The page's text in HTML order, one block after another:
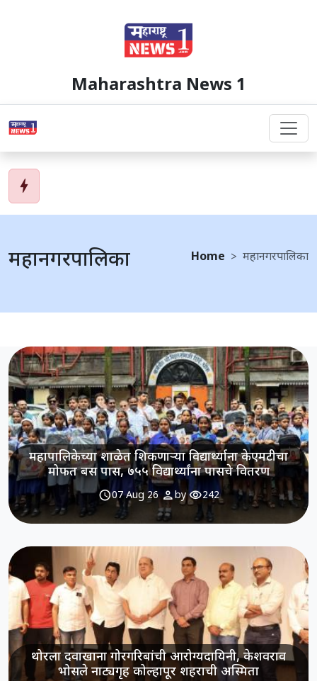
Maharashtra News 1
bolt
महानगरपालिका Home महानगरपालिका
महापालिकेच्या शाळेत शिकणाऱ्या विद्यार्थ्याना केएमटीचा
मोफत बस पास, ७५५ विद्यार्थ्यांना पासचे वितरण
schedule07 Aug 26 personby visibility242
थोरला दवाखाना गोरगरिबांची आरोग्यदायिनी, केशवराव
भोसले नाट्यगृह कोल्हापूर शहराची अस्मिता